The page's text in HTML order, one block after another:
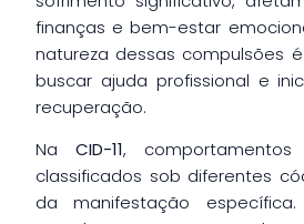
finanças e bem-estar
natureza dessas compulsões
buscar ajuda profissional e
recuperação.
Na CID-11, comportamentos
classificados sob diferentes
da manifestação